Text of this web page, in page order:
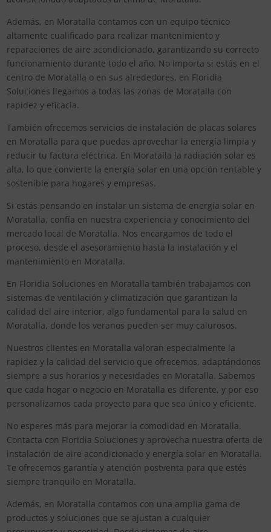
Además, en Moratalla contamos con un equipo técnico
altamente cualificado para realizar mantenimiento y
reparaciones de aire acondicionado, garantizando su correcto
funcionamiento durante todo el año. No importa si estás en el
centro de Moratalla o en sus alrededores, en Floridia
Soluciones llegamos a todas las zonas de Moratalla con
rapidez y eficacia.
También ofrecemos servicios de instalación de placas solares
en Moratalla para que puedas aprovechar la energía limpia y
reducir tu factura eléctrica. En Moratalla la radiación solar es
alta, lo que convierte la energía solar en una opción rentable y
sostenible para hogares y empresas.
Si estás pensando en instalar un sistema de energía solar en
Moratalla, confía en nuestra experiencia y conocimiento del
mercado local de Moratalla. Nos encargamos de todo el
proceso, desde el asesoramiento hasta la instalación y el
mantenimiento en Moratalla.
En Floridia Soluciones en Moratalla también trabajamos con
sistemas de ventilación y climatización que garantizan la
calidad del aire interior, algo fundamental para la salud en
Moratalla, donde los veranos pueden ser muy calurosos.
Nuestros clientes en Moratalla valoran especialmente la
rapidez y la calidad del servicio que ofrecemos, adaptándonos
siempre a sus horarios y necesidades en Moratalla. Sabemos
que cada hogar o negocio en Moratalla es diferente, y por eso
personalizamos cada proyecto para que sea único y eficiente.
No esperes más para mejorar la comodidad en Moratalla.
Contacta con Floridia Soluciones y aprovecha nuestra oferta de
instalación de aire acondicionado y energía solar en Moratalla.
Te ofrecemos garantía y atención postventa para que estés
siempre tranquilo en Moratalla.
Además, en Moratalla contamos con una amplia gama de
productos y soluciones que se ajustan a cualquier